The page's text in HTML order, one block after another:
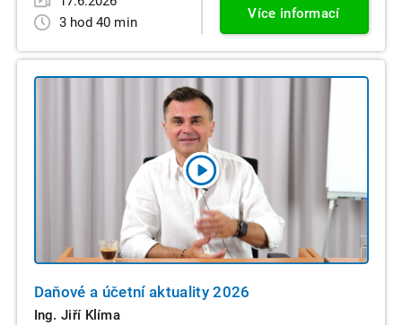
3 hod 40 min
Více informací
Daňové a účetní aktuality 2026
Ing. Jiří Klíma